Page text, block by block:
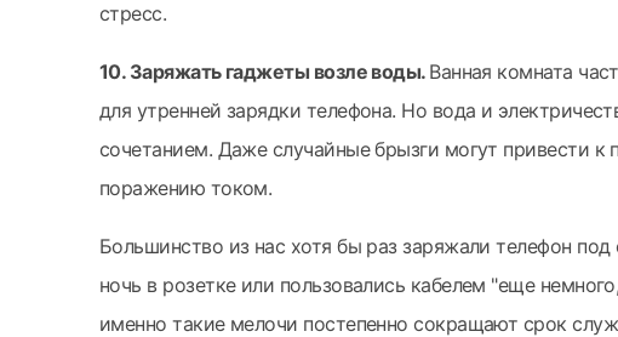
стресс.
10. Заряжать гаджеты возле воды. Ванная комната
для утренней зарядки телефона. Но вода и
сочетанием. Даже случайные брызги могут привести
поражению током.
Большинство из нас хотя бы раз заряжали телефон под
ночь в розетке или пользовались кабелем "еще
именно такие мелочи постепенно сокращают срок